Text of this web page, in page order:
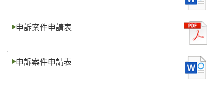
申訴案件申請表
申訴案件申請表